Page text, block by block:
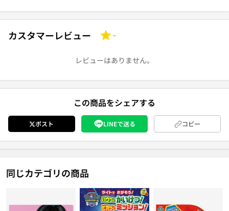
カスタマーレビュー -
レビューはありません。
この商品をシェアする
ポスト LINEで送る コピー
同じカテゴリの商品